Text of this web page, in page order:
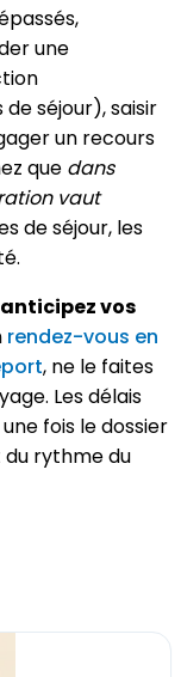
une
séjour), saisir
un recours
que dans
vaut
de séjour, les
anticipez vos
rendez-vous en
, ne le faites
Les délais
fois le dossier
rythme du